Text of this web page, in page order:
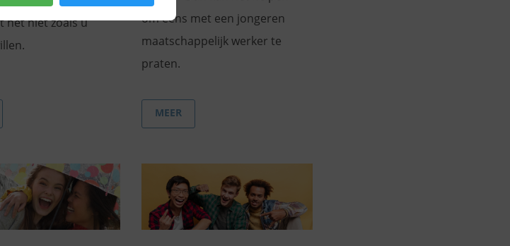
het niet zoals u
om eens met een jongeren
maatschappelijk werker te
praten.
MEER